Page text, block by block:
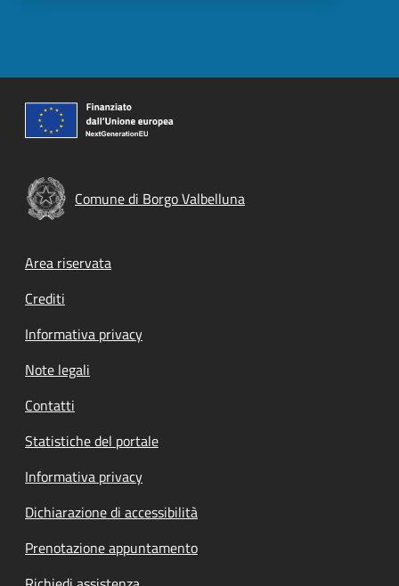
Comune di Borgo Valbelluna
Footer menu
Area riservata
Crediti
Informativa privacy
Note legali
Contatti
Statistiche del portale
Informativa privacy
Dichiarazione di accessibilità
Prenotazione appuntamento